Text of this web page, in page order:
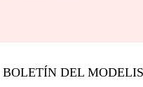
BOLETÍN DEL